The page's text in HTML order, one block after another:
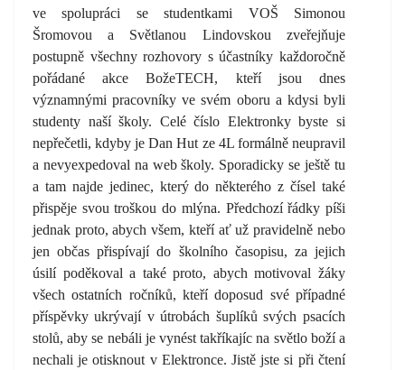
ve spolupráci se studentkami VOŠ Simonou
Šromovou a Světlanou Lindovskou zveřejňuje
postupně všechny rozhovory s účastníky každoročně
pořádané akce BožeTECH, kteří jsou dnes
významnými pracovníky ve svém oboru a kdysi byli
studenty naší školy. Celé číslo Elektronky byste si
nepřečetli, kdyby je Dan Hut ze 4L formálně neupravil
a nevyexpedoval na web školy. Sporadicky se ještě tu
a tam najde jedinec, který do některého z čísel také
přispěje svou troškou do mlýna. Předchozí řádky píši
jednak proto, abych všem, kteří ať už pravidelně nebo
jen občas přispívají do školního časopisu, za jejich
úsilí poděkoval a také proto, abych motivoval žáky
všech ostatních ročníků, kteří doposud své případné
příspěvky ukrývají v útrobách šuplíků svých psacích
stolů, aby se nebáli je vynést takříkajíc na světlo boží a
nechali je otisknout v Elektronce. Jistě jste si při čtení